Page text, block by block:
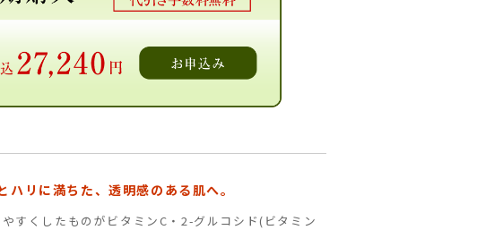
リに満ちた、透明感のある肌へ。
すくしたものがビタミンC・2-グルコシド(ビタミン